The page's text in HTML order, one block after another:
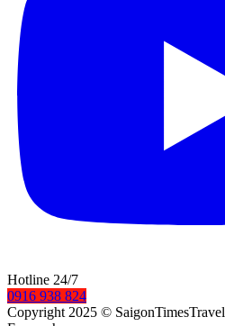
Hotline 24/7
0916 938 824
Copyright 2025 © SaigonTimesTravel